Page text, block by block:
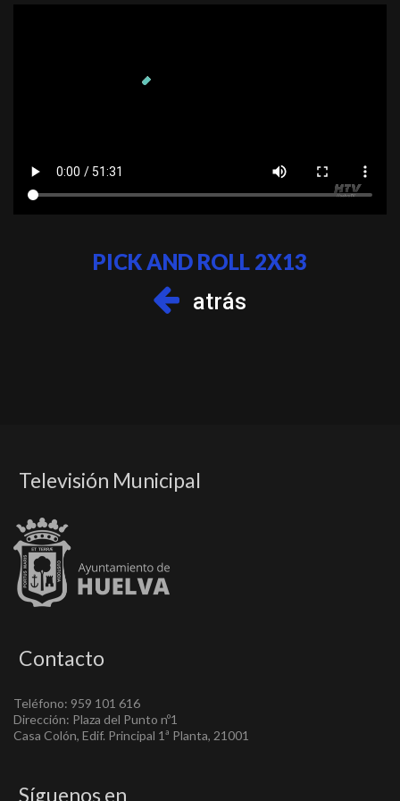
PICK AND ROLL 2X13
atrás
Televisión Municipal
Contacto
Teléfono: 959 101 616
Dirección: Plaza del Punto nº1
Casa Colón, Edif. Principal 1ª Planta, 21001
Síguenos en